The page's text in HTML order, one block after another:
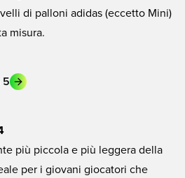
di palloni adidas (eccetto Mini)
misura.
5
più piccola e più leggera della
per i giovani giocatori che